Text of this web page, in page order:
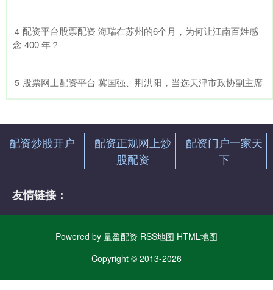
4 ​配资平台股票配资 海瑞在苏州的6个月，为何让江南百姓感
念 400 年？
5 ​股票网上配资平台 冀国强、荆洪阳，当选天津市政协副主席
配资炒股开户
配资正规网上炒
股配资
配资门户一家天
下
友情链接：
Powered by 量盈配资 RSS地图 HTML地图
Copyright © 2013-2026